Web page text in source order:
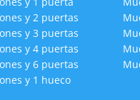
y 2 puertas
y 3 puertas
y 4 puertas
y 6 puertas
y 1 hueco